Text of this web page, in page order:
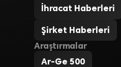
İhracat Haberleri
Şirket Haberleri
Araştırmalar
Ar-Ge 500